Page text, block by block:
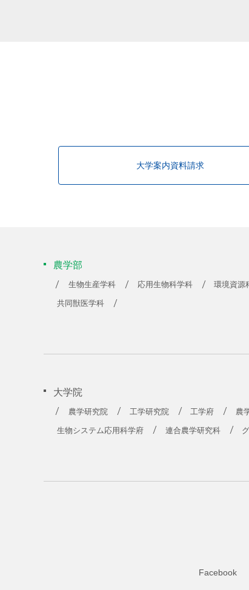
大学案内資料請求
農学部
生物生産学科 応用生物科学科 環境資源
共同獣医学科
大学院
農学研究院 工学研究院 工学府 農
生物システム応用科学府 連合農学研究科
Facebook